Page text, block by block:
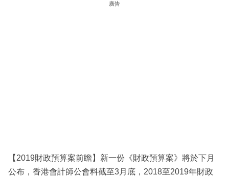
廣告
【2019財政預算案前瞻】新一份《財政預算案》將於下月
公布，香港會計師公會料截至3月底，2018至2019年財政